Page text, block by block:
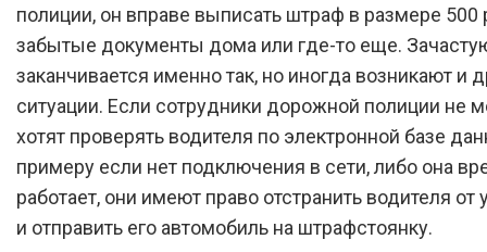
полиции, он вправе выписать штраф в размере 500
забытые документы дома или где-то еще.
заканчивается именно так, но иногда возникают и
ситуации. Если сотрудники дорожной полиции не
хотят проверять водителя по электронной базе
примеру если нет подключения в сети, либо она
работает, они имеют право отстранить водителя от
и отправить его автомобиль на штрафстоянку.